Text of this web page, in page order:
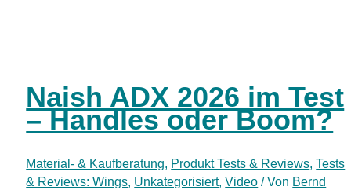
Test
Naish ADX 2026 im Test
– Handles oder Boom?
Material- & Kaufberatung, Produkt Tests & Reviews,Tests
& Reviews: Wings, Unkategorisiert,Video / Von Bernd